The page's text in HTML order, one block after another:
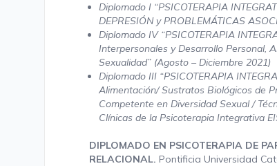
Diplomado I “PSICOTERAPIA
DEPRESIÓN y PROBLEMÁTICAS
Diplomado IV “PSICOTERAPIA
Interpersonales y Desarrollo Personal,
Sexualidad” (Agosto – Diciembre 2021)
Diplomado III “PSICOTERAPIA
Alimentación/ Sustratos Biológicos de
Competente en Diversidad Sexual /
Clínicas de la Psicoterapia Integrativa
DIPLOMADO EN PSICOTERAPIA DE
RELACIONAL. Pontificia Universidad